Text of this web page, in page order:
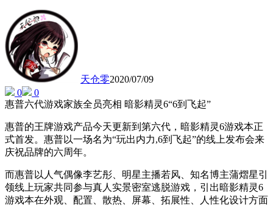
天仓零2020/07/09
0
0
惠普六代游戏家族全员亮相 暗影精灵6“6到飞起”
惠普的王牌游戏产品今天更新到第六代，暗影精灵6游戏本正
式首发。惠普以一场名为“玩出内力,6到飞起”的线上发布会来
庆祝品牌的六周年。
而惠普以人气偶像李艺彤、明星主播若风、知名博主蒲熠星引
领线上玩家共同参与真人实景密室逃脱游戏，引出暗影精灵6
游戏本在外观、配置、散热、屏幕、拓展性、人性化设计方面